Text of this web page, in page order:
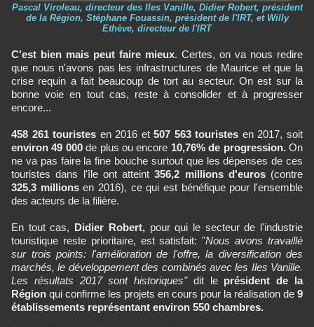
Pascal Viroleau, directeur des Iles Vanille, Didier Robert, président
de la Région, Stéphane Fouassin, président de l'IRT, et Willy
Ethève, directeur de l'IRT
C'est bien mais peut faire mieux. Certes, on va nous redire
que nous n'avons pas les infrastructures de Maurice et que la
crise requin a fait beaucoup de tort au secteur. On est sur la
bonne voie en tout cas, reste à consolider et à progresser
encore...
458 261 touristes en 2016 et507 563 touristes en 2017, soit
environ 49 000de plus ou encore 10,76% de progression.On
ne va pas faire la fine bouche surtout que les dépenses de ces
touristes dans l'île ont atteint356,2 millions d'euros (contre
325,3 millionsen 2016), ce qui est bénéfique pour l'ensemble
des acteurs de la filière.
En tout cas, Didier Robert,pour qui le secteur de l'industrie
touristique reste prioritaire, est satisfait: "Nous avons travaillé
sur trois points: l'amélioration de l'offre, la diversification des
marchés, le développement des combinés avec les Iles Vanille.
Les résultats 2017 sont historiques"dit le président de la
Région qui confirme les projets en cours pour la réalisation de 9
établissements représentant environ 550 chambres.